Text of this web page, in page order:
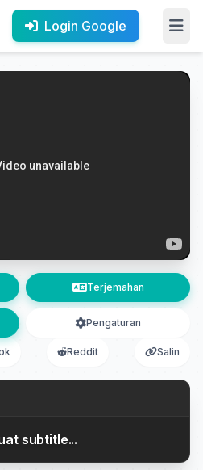
Login Google
Terjemahan
Pengaturan
Reddit Salin
subtitle...